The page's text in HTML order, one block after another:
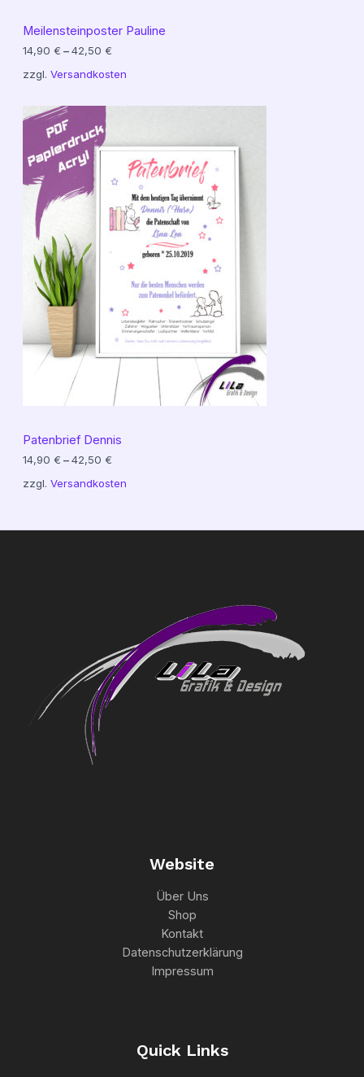
Meilensteinposter Pauline
14,90 € –42,50 €
zzgl. Versandkosten
Patenbrief Dennis
14,90 € –42,50 €
zzgl. Versandkosten
Website
Über Uns
Shop
Kontakt
Datenschutzerklärung
Impressum
Quick Links